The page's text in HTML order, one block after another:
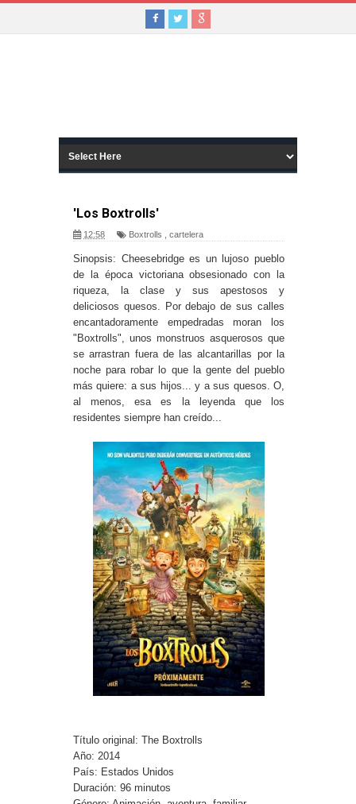
'Los Boxtrolls'
12:58 Boxtrolls cartelera
Sinopsis: Cheesebridge es un lujoso pueblo
de la época victoriana obsesionado con la
riqueza, la clase y sus apestosos y
deliciosos quesos. Por debajo de sus calles
encantadoramente empedradas moran los
"Boxtrolls", unos monstruos asquerosos que
se arrastran fuera de las alcantarillas por la
noche para robar lo que la gente del pueblo
más quiere: a sus hijos... y a sus quesos. O,
al menos, esa es la leyenda que los
residentes siempre han creído...
Título original: The Boxtrolls
Año: 2014
País: Estados Unidos
Duración: 96 minutos